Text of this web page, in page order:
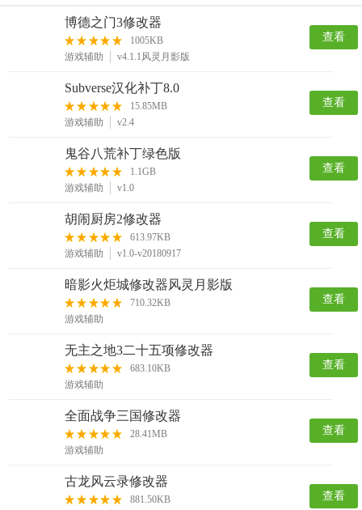
博德之门3修改器
1005KB
游戏辅助
v4.1.1风灵月影版
查看
Subverse汉化补丁8.0
15.85MB
游戏辅助
v2.4
查看
鬼谷八荒补丁绿色版
1.1GB
游戏辅助
v1.0
查看
胡闹厨房2修改器
613.97KB
游戏辅助
v1.0-v20180917
查看
暗影火炬城修改器风灵月影版
710.32KB
游戏辅助
查看
无主之地3二十五项修改器
683.10KB
游戏辅助
查看
全面战争三国修改器
28.41MB
游戏辅助
查看
古龙风云录修改器
881.50KB 查看